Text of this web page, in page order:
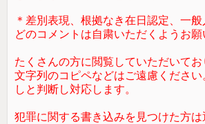
＊差別表現、根拠なき在日認定、一
どのコメントは自粛いただくようお
たくさんの方に閲覧していただいて
文字列のコピペなどはご遠慮くださ
しと判断し対応します。
犯罪に関する書き込みを見つけた方